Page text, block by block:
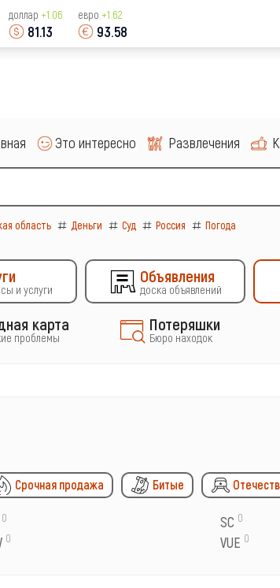
доллар +1.06
81.13
евро +1.62
93.58
Это интересно Развлечения
область Деньги Суд Россия Погода
и услуги
Объявления
доска объявлений
карта
проблемы
Потеряшки
Бюро находок
Срочная продажа Битые
0 SC 0
0 VUE 0